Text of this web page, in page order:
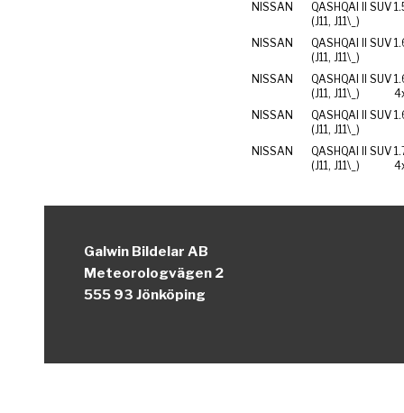
NISSAN
QASHQAI II SUV
(J11, J11\_)
NISSAN
QASHQAI II SUV
(J11, J11\_)
NISSAN
QASHQAI II SUV
(J11, J11\_)
NISSAN
QASHQAI II SUV
(J11, J11\_)
NISSAN
QASHQAI II SUV
(J11, J11\_)
Galwin Bildelar AB
Meteorologvägen 2
555 93 Jönköping